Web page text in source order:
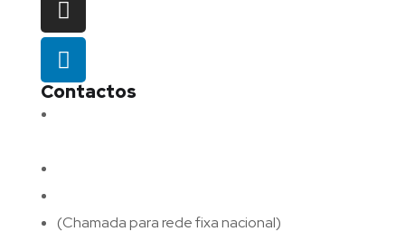
Contactos
(Chamada para rede fixa nacional)